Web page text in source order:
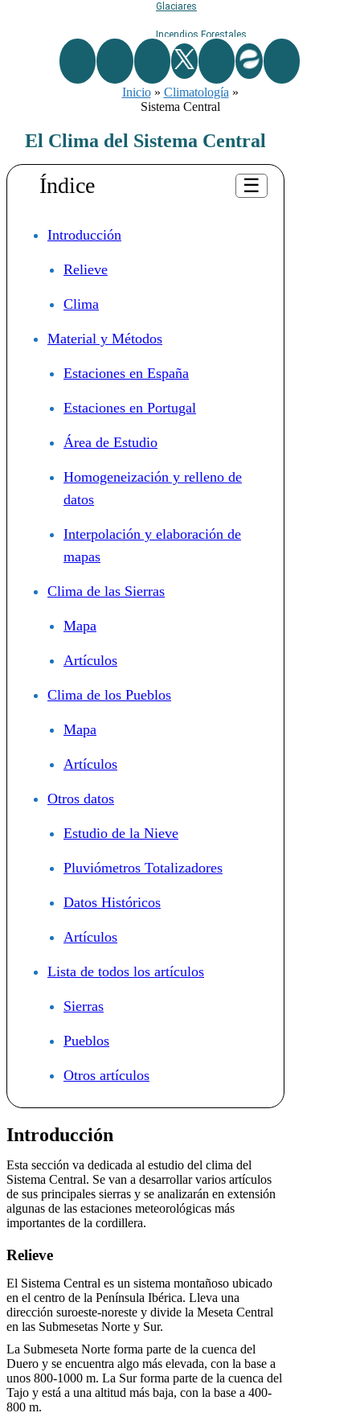
Glaciares
Incendios Forestales
Naturaleza
Ríos
Terremotos
Inicio» Climatología »
Sistema Central
El Clima del Sistema Central
Índice ☰
Introducción
Relieve
Clima
Material y Métodos
Estaciones en España
Estaciones en Portugal
Área de Estudio
Homogeneización y relleno de
datos
Interpolación y elaboración de
mapas
Clima de las Sierras
Mapa
Artículos
Clima de los Pueblos
Mapa
Artículos
Otros datos
Estudio de la Nieve
Pluviómetros Totalizadores
Datos Históricos
Artículos
Lista de todos los artículos
Sierras
Pueblos
Otros artículos
Introducción
Esta sección va dedicada al estudio del clima del
Sistema Central. Se van a desarrollar varios artículos
de sus principales sierras y se analizarán en extensión
algunas de las estaciones meteorológicas más
importantes de la cordillera.
Relieve
El Sistema Central es un sistema montañoso ubicado
en el centro de la Península Ibérica. Lleva una
dirección suroeste-noreste y divide la Meseta Central
en las Submesetas Norte y Sur.
La Submeseta Norte forma parte de la cuenca del
Duero y se encuentra algo más elevada, con la base a
unos 800-1000 m. La Sur forma parte de la cuenca del
Tajo y está a una altitud más baja, con la base a 400-
800 m.